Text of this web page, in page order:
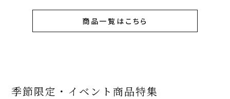
商品一覧はこちら
季節限定・イベント商品特集